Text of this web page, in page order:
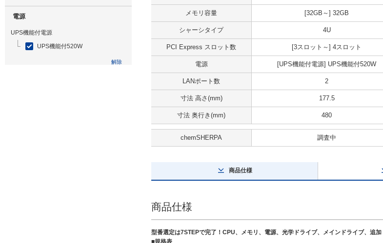
電源
UPS機能付電源
UPS機能付520W
解除
メモリ容量 [32GB～] 32GB
シャーシタイプ 4U
PCI Express スロット数 [3スロット～] 4スロット
電源 [UPS機能付電源] UPS機能付520W
LANポート数 2
寸法 高さ(mm) 177.5
寸法 奥行き(mm) 480
chemSHERPA 調査中
商品仕様
商品仕様
型番選定は7STEPで完了！CPU、メモリ、電源、光学ドライブ、メインドライブ、追
■規格表